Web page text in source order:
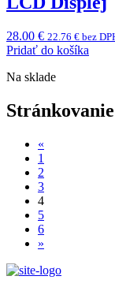
28.00 € 22.76 € bez
Pridať do košíka
Na sklade
«
1
2
3
4
5
6
»